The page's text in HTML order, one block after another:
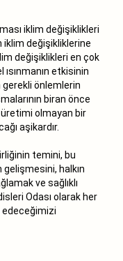
iklim değişiklikleri
iklim değişikliklerine
değişiklikleri en çok
etkisinin
önlemlerin
biran önce
olmayan bir
aşikardır.
temini, bu
gelişmesini, halkın
ve sağlıklı
Odası olarak her
edeceğimizi